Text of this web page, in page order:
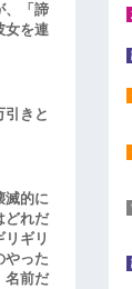
、「諦
女を連
引きと
滅的に
どれだ
ギリ
やった
名前だ